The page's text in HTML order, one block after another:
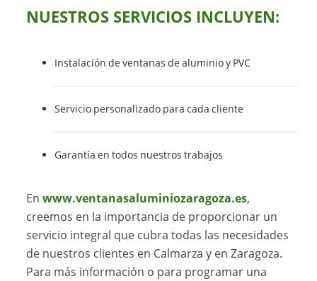
NUESTROS SERVICIOS INCLUYEN:
Instalación de ventanas de aluminio y PVC
Servicio personalizado para cada cliente
Garantía en todos nuestros trabajos
Enwww.ventanasaluminiozaragoza.es,
creemos en la importancia de proporcionar un
servicio integral que cubra todas las necesidades
de nuestros clientes en Calmarza y en Zaragoza.
Para más información o para programar una